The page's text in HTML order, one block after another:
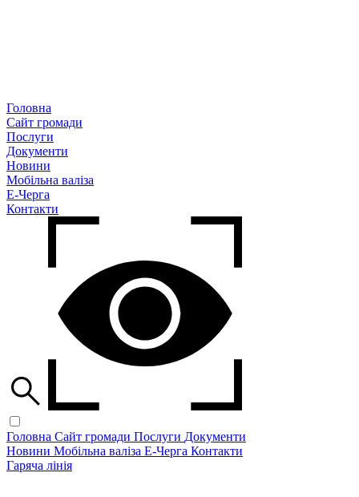
Головна
Сайт громади
Послуги
Документи
Новини
Мобільна валіза
Е-Черга
Контакти
Головна Сайт громади Послуги Документи
Новини Мобільна валіза Е-Черга Контакти
Гаряча лінія